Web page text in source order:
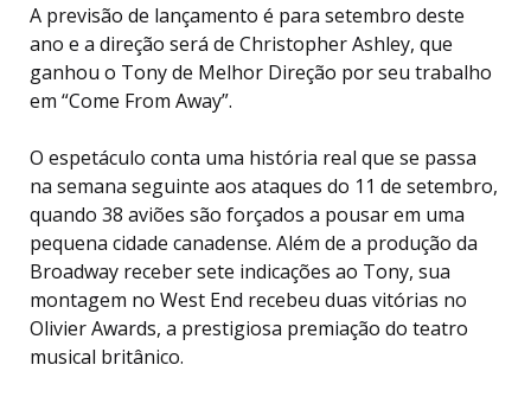
A previsão de lançamento é para setembro deste
ano e a direção será de Christopher Ashley, que
ganhou o Tony de Melhor Direção por seu trabalho
em “Come From Away”.
O espetáculo conta uma história real que se passa
na semana seguinte aos ataques do 11 de setembro,
quando 38 aviões são forçados a pousar em uma
pequena cidade canadense. Além de a produção da
Broadway receber sete indicações ao Tony, sua
montagem no West End recebeu duas vitórias no
Olivier Awards, a prestigiosa premiação do teatro
musical britânico.